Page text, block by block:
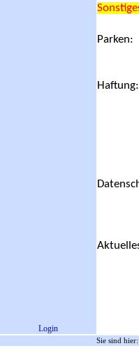
Parken:
Haftung:
Login
Sie sind